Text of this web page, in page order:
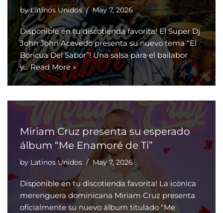
byLatinos Unidos May 7, 2026
Disponible en tu discotienda favorita! El Super Dj
John John Acevedo presenta su nuevo tema “El
Boricua Del Sabor”! Una salsa para el bailabor
y…Read More »
Miriam Cruz presenta su esperado
álbum “Me Enamoré de Ti”
by Latinos Unidos May 7, 2026
Disponible en tu discotienda favorita! La icónica
merenguera dominicana Miriam Cruz presenta
oficialmente su nuevo álbum titulado “Me